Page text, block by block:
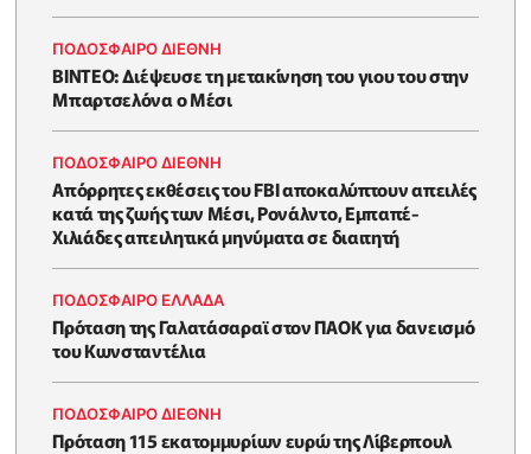
ΠΟΔΟΣΦΑΙΡΟ ΔΙΕΘΝΗ
BINTEO: Διέψευσε τη μετακίνηση του γιου του στην
Μπαρτσελόνα ο Μέσι
ΠΟΔΟΣΦΑΙΡΟ ΔΙΕΘΝΗ
Απόρρητες εκθέσεις του FBI αποκαλύπτουν απειλές
κατά της ζωής των Μέσι, Ρονάλντο, Εμπαπέ-
Χιλιάδες απειλητικά μηνύματα σε διαιτητή
ΠΟΔΟΣΦΑΙΡΟ ΕΛΛΑΔΑ
Πρόταση της Γαλατάσαραϊ στον ΠΑΟΚ για δανεισμό
του Κωνσταντέλια
ΠΟΔΟΣΦΑΙΡΟ ΔΙΕΘΝΗ
Πρόταση 115 εκατομμυρίων ευρώ της Λίβερπουλ